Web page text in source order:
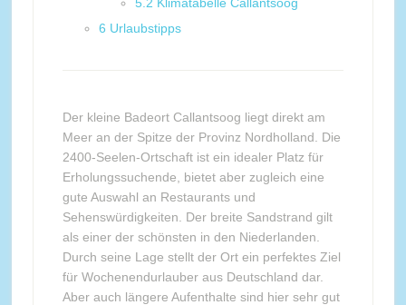
6 Urlaubstipps
Der kleine Badeort Callantsoog liegt direkt am
Meer an der Spitze der Provinz Nordholland. Die
2400-Seelen-Ortschaft ist ein idealer Platz für
Erholungssuchende, bietet aber zugleich eine
gute Auswahl an Restaurants und
Sehenswürdigkeiten. Der breite Sandstrand gilt
als einer der schönsten in den Niederlanden.
Durch seine Lage stellt der Ort ein perfektes Ziel
für Wochenendurlauber aus Deutschland dar.
Aber auch längere Aufenthalte sind hier sehr gut